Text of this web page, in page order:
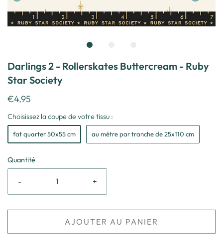
Darlings 2 - Rollerskates Buttercream - Ruby
Star Society
€4,95
Choisissez la coupe de votre tissu :
fat quarter 50x55 cm au mètre par tranche de 25x110 cm
Quantité
- +
AJOUTER AU PANIER